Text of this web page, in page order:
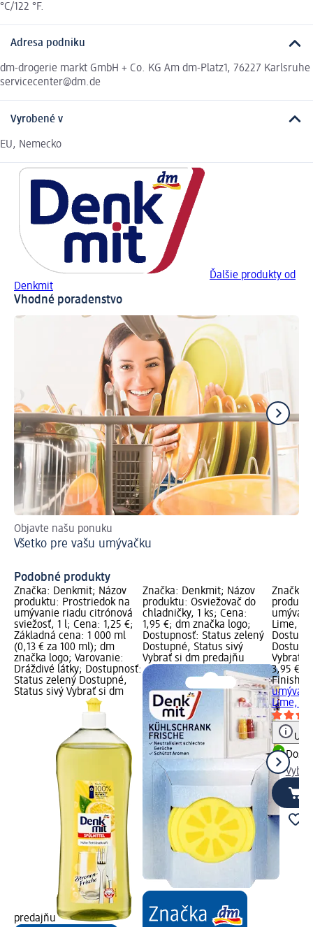
°C/122 °F.
Adresa podniku
dm-drogerie markt GmbH + Co. KG Am dm-Platz1, 76227 Karlsruhe
servicecenter@dm.de
Vyrobené v
EU, Nemecko
Ďalšie produkty od
Denkmit
Vhodné poradenstvo
Objavte našu ponuku
Všetko pre vašu umývačku
Podobné produkty
Značka: Denkmit; Názov
produktu: Prostriedok na
umývanie riadu citrónová
sviežosť, 1 l; Cena: 1,25 €;
Základná cena: 1 000 ml
(0,13 € za 100 ml); dm
značka logo; Varovanie:
Dráždivé látky; Dostupnosť:
Status zelený Dostupné,
Status sivý Vybrať si dm
predajňu
Značka: Denkmit; Názov
produktu: Osviežovač do
chladničky, 1 ks; Cena:
1,95 €; dm značka logo;
Dostupnosť: Status zelený
Dostupné, Status sivý
Vybrať si dm predajňu
Značka:
Lime, 1
Vybrať
3,95 €
Finish
Lime, 1